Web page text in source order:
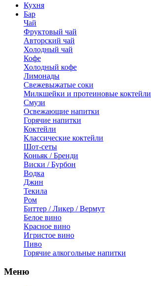
Кухня
Бар
Чай
Фруктовый чай
Авторский чай
Холодный чай
Кофе
Холодный кофе
Лимонады
Свежевыжатые соки
Милкшейки и протеиновые коктейли
Смузи
Освежающие напитки
Горячие напитки
Коктейли
Классические коктейли
Шот-сеты
Коньяк / Бренди
Виски / Бурбон
Водка
Джин
Текила
Ром
Биттер / Ликер / Вермут
Белое вино
Красное вино
Игристое вино
Пиво
Горячие алкогольные напитки
Меню